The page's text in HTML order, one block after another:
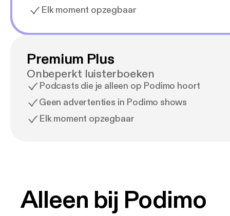
Elk moment opzegbaar
Premium Plus
Onbeperkt luisterboeken
Podcasts die je alleen op Podimo hoort
Geen advertenties in Podimo shows
Elk moment opzegbaar
Alleen bij Podimo